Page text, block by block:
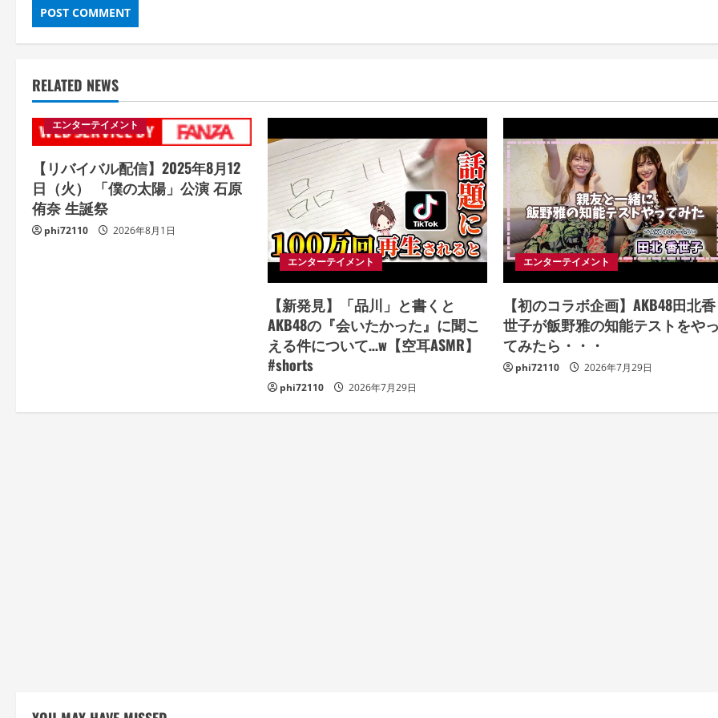
RELATED NEWS
エンターテイメント
【リバイバル配信】2025年8月12
日（火） 「僕の太陽」公演 石原
侑奈 生誕祭
phi72110 2026年8月1日
エンターテイメント
【新発見】「品川」と書くと
AKB48の『会いたかった』に聞こ
える件について…w【空耳ASMR】
#shorts
phi72110 2026年7月29日
エンターテイメント
【初のコラボ企画】AKB48田北香
世子が飯野雅の知能テストをや
てみたら・・・
phi72110 2026年7月29日